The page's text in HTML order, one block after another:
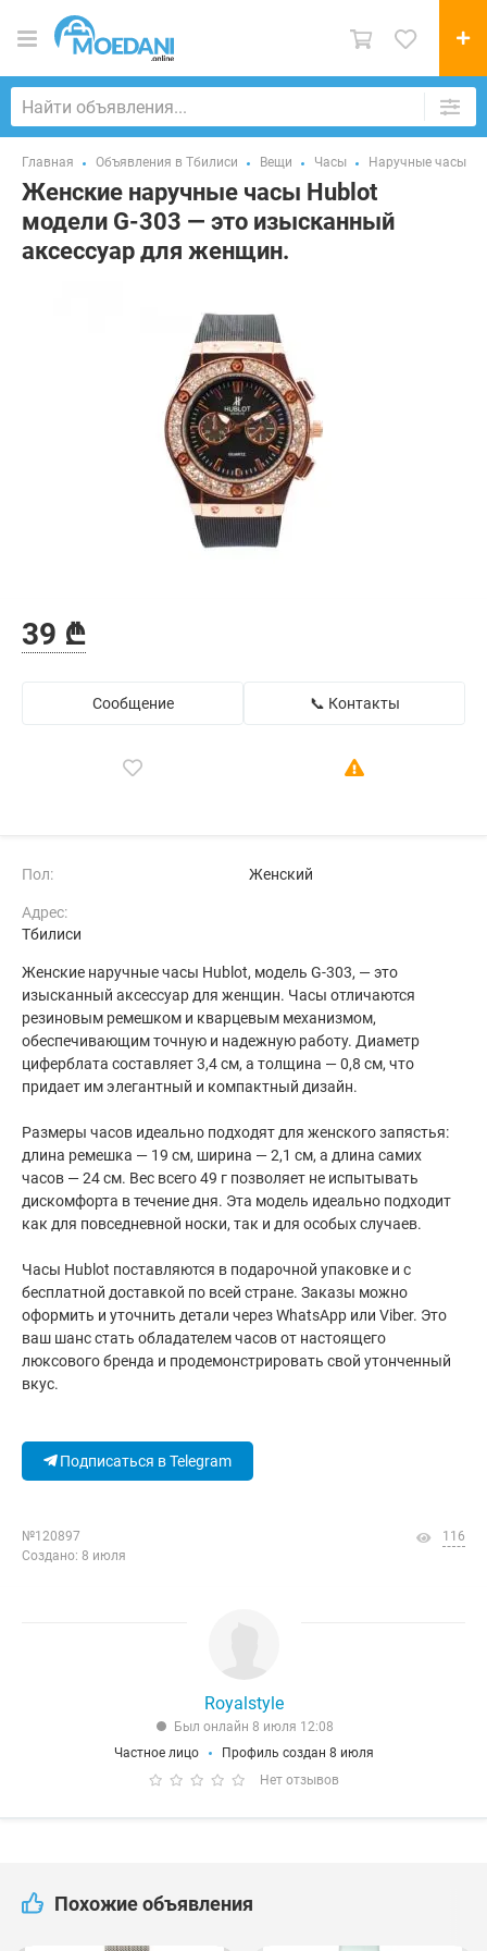
Главная Объявления в Тбилиси Вещи Часы Наручные часы
Женские наручные часы Hublot
модели G-303 — это изысканный
аксессуар для женщин.
39 ₾
Сообщение 📞 Контакты
Пол: Женский
Адрес:
Тбилиси
Женские наручные часы Hublot, модель G-303, — это
изысканный аксессуар для женщин. Часы отличаются
резиновым ремешком и кварцевым механизмом,
обеспечивающим точную и надежную работу. Диаметр
циферблата составляет 3,4 см, а толщина — 0,8 см, что
придает им элегантный и компактный дизайн.
Размеры часов идеально подходят для женского запястья:
длина ремешка — 19 см, ширина — 2,1 см, а длина самих
часов — 24 см. Вес всего 49 г позволяет не испытывать
дискомфорта в течение дня. Эта модель идеально подходит
как для повседневной носки, так и для особых случаев.
Часы Hublot поставляются в подарочной упаковке и с
бесплатной доставкой по всей стране. Заказы можно
оформить и уточнить детали через WhatsApp или Viber. Это
ваш шанс стать обладателем часов от настоящего
люксового бренда и продемонстрировать свой утонченный
вкус.
Подписаться в Telegram
№120897
Создано: 8 июля
116
Royalstyle
Был онлайн 8 июля 12:08
Частное лицо
Профиль создан 8 июля
Нет отзывов
Похожие объявления